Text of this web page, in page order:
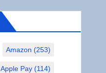
Amazon (253)
Apple Pay(114)